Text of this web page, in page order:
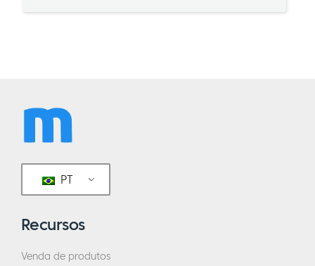
PT
Recursos
Venda de produtos